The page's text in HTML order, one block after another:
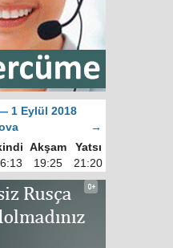
1 Eylül 2018
→
Akşam
Yatsı
19:25 21:20